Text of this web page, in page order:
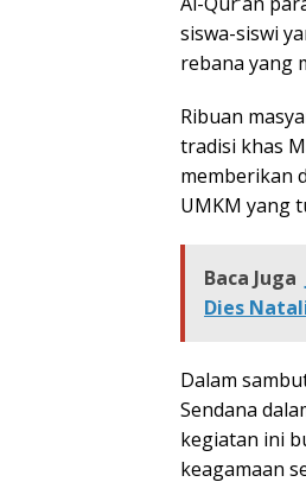
siswa-siswi
rebana yang
Ribuan
tradisi khas
memberikan
UMKM yang
Baca Juga
Dies
Dalam
Sendana
kegiatan ini
keagamaan